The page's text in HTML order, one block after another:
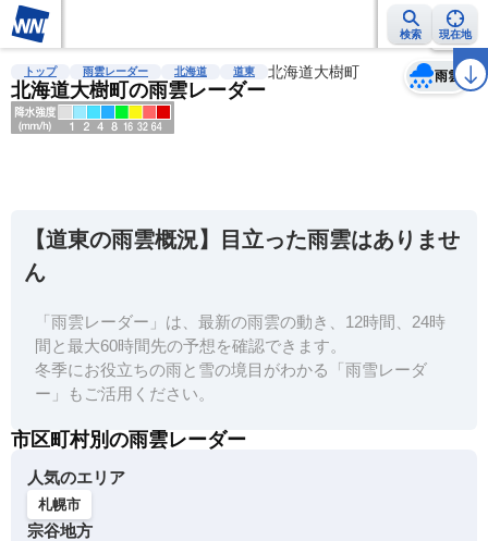
検索 現在地
雨雲レーダー 台風情報 地震情報 警報・注意報 2週間天気 ラ
トップ 雨雲レーダー 北海道 道東 北海道大樹町
北海道大樹町の雨雲レーダー
雨雲
天気 台風
【道東の雨雲概況】目立った雨雲はありませ
ん
「雨雲レーダー」は、最新の雨雲の動き、12時間、24時
間と最大60時間先の予想を確認できます。
冬季にお役立ちの雨と雪の境目がわかる「雨雪レーダ
ー」もご活用ください。
市区町村別の雨雲レーダー
人気のエリア
札幌市
宗谷地方